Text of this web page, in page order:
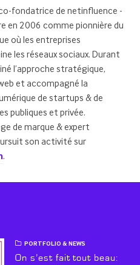
fondatrice de netinfluence -
en 2006 comme pionnière du
où les entreprises
les réseaux sociaux. Durant
l’approche stratégique,
et accompagné la
de startups & de
publiques et privée.
de marque & expert
son activité sur
.
PORTFOLIO & NEWS
On s’est fait tout beau: